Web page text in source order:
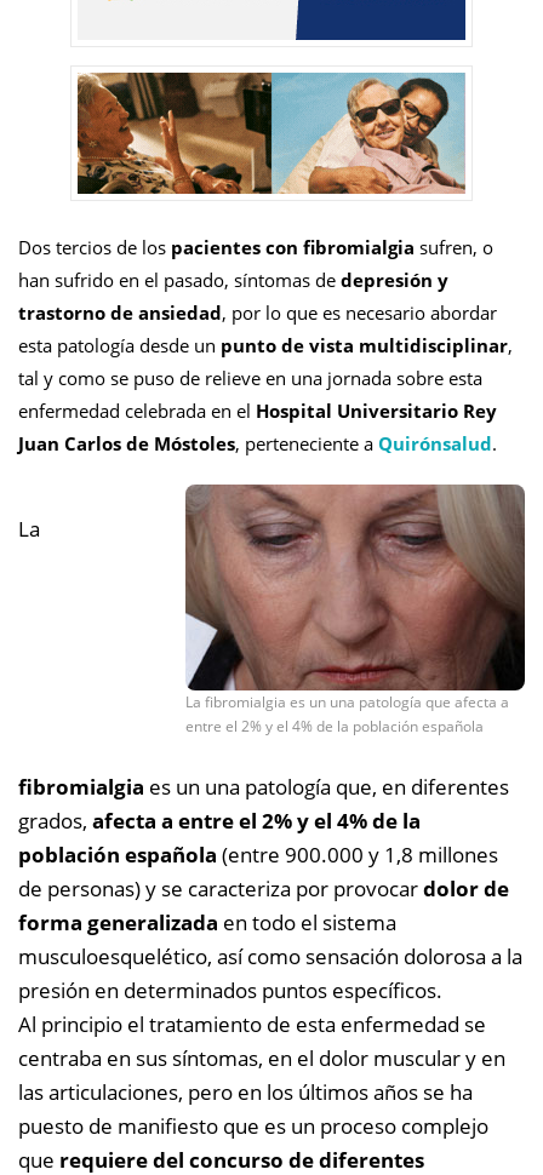
Dos tercios de los pacientes con fibromialgia sufren, o
han sufrido en el pasado, síntomas de depresión y
trastorno de ansiedad, por lo que es necesario abordar
esta patología desde un punto de vista multidisciplinar,
tal y como se puso de relieve en una jornada sobre esta
enfermedad celebrada en el Hospital Universitario Rey
Juan Carlos de Móstoles, perteneciente a Quirónsalud.
La fibromialgia es un una patología que afecta a
entre el 2% y el 4% de la población española
La
fibromialgia es un una patología que, en diferentes
grados, afecta a entre el 2% y el 4% de la
población española (entre 900.000 y 1,8 millones
de personas) y se caracteriza por provocardolor de
forma generalizada en todo el sistema
musculoesquelético, así como sensación dolorosa a la
presión en determinados puntos específicos.
Al principio el tratamiento de esta enfermedad se
centraba en sus síntomas, en el dolor muscular y en
las articulaciones, pero en los últimos años se ha
puesto de manifiesto que es un proceso complejo
que requiere del concurso de diferentes